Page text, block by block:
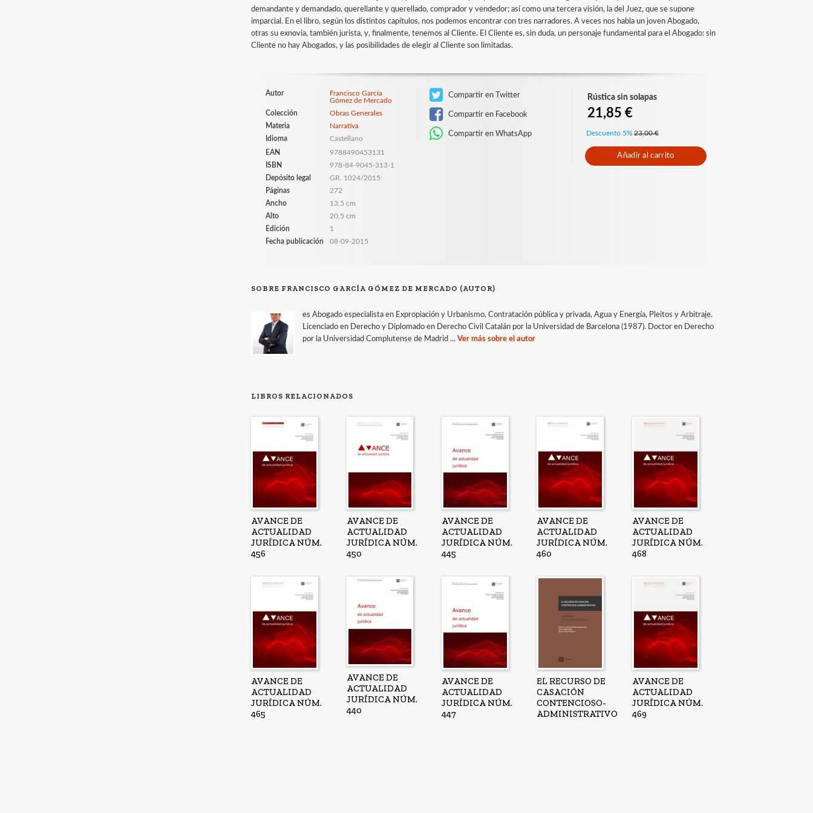
demandante y demandado, querellante y querellado, comprador y vendedor; así como una tercera visión, la del Juez, que se supone
imparcial. En el libro, según los distintos capítulos, nos podemos encontrar con tres narradores. A veces nos habla un joven Abogado,
otras su exnovia, también jurista, y, finalmente, tenemos al Cliente. El Cliente es, sin duda, un personaje fundamental para el Abogado: sin
Cliente no hay Abogados, y las posibilidades de elegir al Cliente son limitadas.
Autor
Francisco García
Gómez de Mercado
Colección
Obras Generales
Materia
Narrativa
Idioma
Castellano
EAN
9788490453131
ISBN
978-84-9045-313-1
Depósito legal
GR. 1024/2015
Páginas
272
Ancho
13,5 cm
Alto
20,5 cm
Edición
1
Fecha publicación
08-09-2015
Compartir en Twitter
Compartir en Facebook
Compartir en WhatsApp
Rústica sin solapas
21,85 €
Descuento 5% 23,00 €
Añadir al carrito
SOBRE FRANCISCO GARCÍA GÓMEZ DE MERCADO (AUTOR)
es Abogado especialista en Expropiación y Urbanismo, Contratación pública y privada, Agua y Energía, Pleitos y Arbitraje.
Licenciado en Derecho y Diplomado en Derecho Civil Catalán por la Universidad de Barcelona (1987). Doctor en Derecho
por la Universidad Complutense de Madrid ...Ver más sobre el autor
LIBROS RELACIONADOS
AVANCE DE
ACTUALIDAD
JURÍDICA NÚM.
456
AVANCE DE
ACTUALIDAD
JURÍDICA NÚM.
450
AVANCE DE
ACTUALIDAD
JURÍDICA NÚM.
445
AVANCE DE
ACTUALIDAD
JURÍDICA NÚM.
460
AVANCE DE
ACTUALIDAD
JURÍDICA NÚM.
468
AVANCE DE
ACTUALIDAD
JURÍDICA NÚM.
465
AVANCE DE
ACTUALIDAD
JURÍDICA NÚM.
440
AVANCE DE
ACTUALIDAD
JURÍDICA NÚM.
447
EL RECURSO DE
CASACIÓN
CONTENCIOSO-
ADMINISTRATIVO
AVANCE DE
ACTUALIDAD
JURÍDICA NÚM.
469